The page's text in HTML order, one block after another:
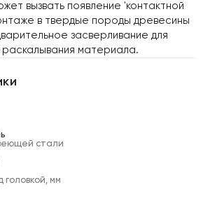
вызвать появление 'контактной
в твердые породы древесины
засверливание для
материала.
стали
головкой, мм